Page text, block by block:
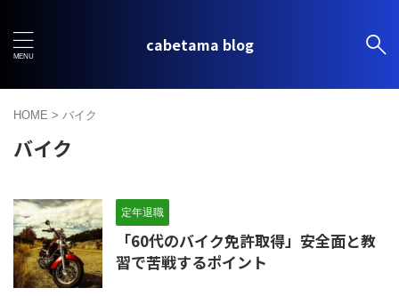
cabetama blog
HOME > バイク
バイク
定年退職
「60代のバイク免許取得」安全面と教
習で苦戦するポイント